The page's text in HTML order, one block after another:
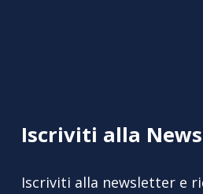
Iscriviti alla
Iscriviti alla newsletter e